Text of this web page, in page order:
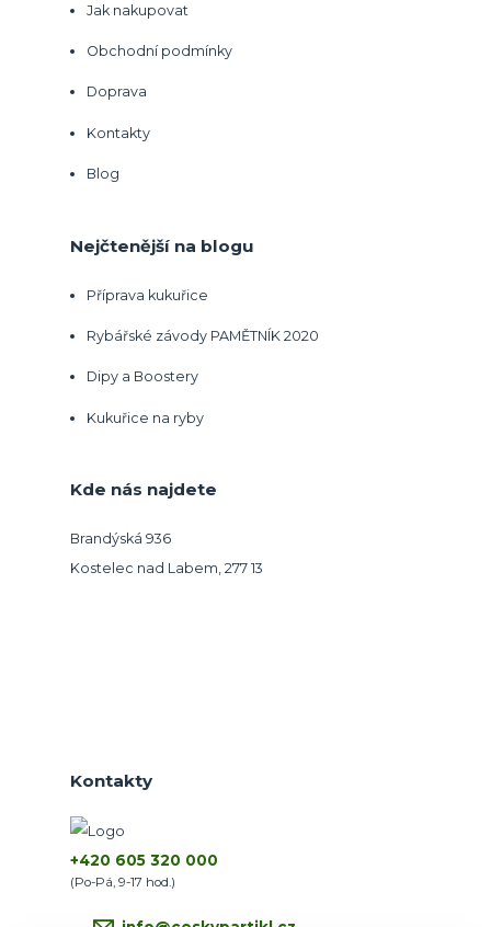
Jak nakupovat
Obchodní podmínky
Doprava
Kontakty
Blog
Nejčtenější na blogu
Příprava kukuřice
Rybářské závody PAMĚTNÍK 2020
Dipy a Boostery
Kukuřice na ryby
Kde nás najdete
Brandýská 936
Kostelec nad Labem, 277 13
Kontakty
+420 605 320 000
(Po-Pá, 9-17 hod.)